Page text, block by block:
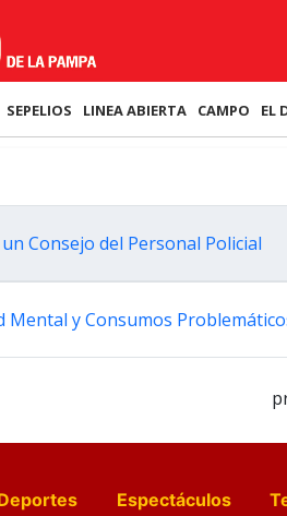
SEPELIOS LINEA ABIERTA CAMPO EL
Consejo del Personal Policial
Mental y Consumos
Espectáculos